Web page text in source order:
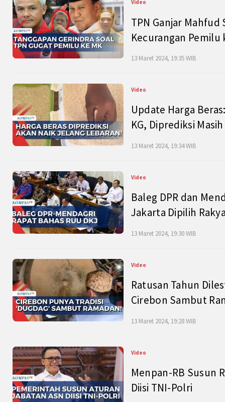
Video
TPN Ganjar Mahfud
Kecurangan Pemilu
13 Maret 2024, 19:35 WIB
Video
Update Harga
KG, Diprediksi
13 Maret 2024, 19:34 WIB
Video
Baleg DPR dan
Jakarta Dipilih
13 Maret 2024, 19:30 WIB
Video
Ratusan Tahun
Cirebon Sambut
13 Maret 2024, 19:28 WIB
Video
Menpan-RB Susun
Diisi TNI-Polri